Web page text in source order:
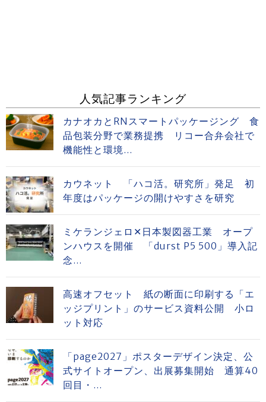
人気記事ランキング
カナオカとRNスマートパッケージング 食
品包装分野で業務提携 リコー合弁会社で
機能性と環境...
カウネット 「ハコ活。研究所」発足 初
年度はパッケージの開けやすさを研究
ミケランジェロ✕日本製図器工業 オープ
ンハウスを開催 「durst P5 500」導入記
念...
高速オフセット 紙の断面に印刷する「エ
ッジプリント」のサービス資料公開 小ロ
ット対応
「page2027」ポスターデザイン決定、公
式サイトオープン、出展募集開始 通算40
回目・...